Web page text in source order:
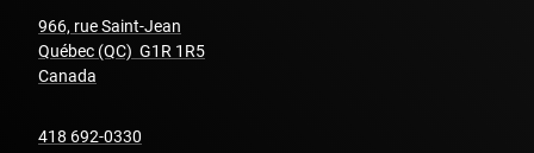
966, rue Saint-Jean
Québec (QC) G1R 1R5
Canada
418 692-0330